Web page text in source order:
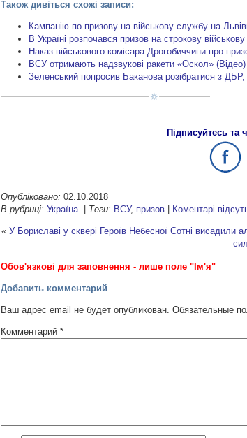
Також дивіться схожі записи:
Кампанію по призову на військову службу на
В Україні розпочався призов на строкову
Наказ військового комісара Дрогобиччини про
ВСУ отримають надзвукові ракети «Оскол» (Відео)
Зеленський попросив Баканова розібратися з
Підписуйтесь та
Опубліковано: 02.10.2018
В рубриці: Україна | Теги: ВСУ, призов | Коментарі
« У Бориславі у сквері Героїв Небесної Сотні висадили
Обов'язкові для заповнення - лише поле "Ім'я"
Добавить комментарий
Ваш адрес email не будет опубликован. Обязательные
Комментарий*